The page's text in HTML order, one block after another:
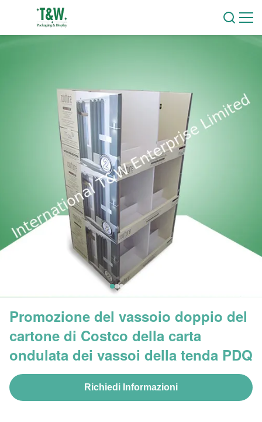
Promozione del vassoio doppio del
cartone di Costco della carta
ondulata dei vassoi della tenda PDQ
Richiedi Informazioni